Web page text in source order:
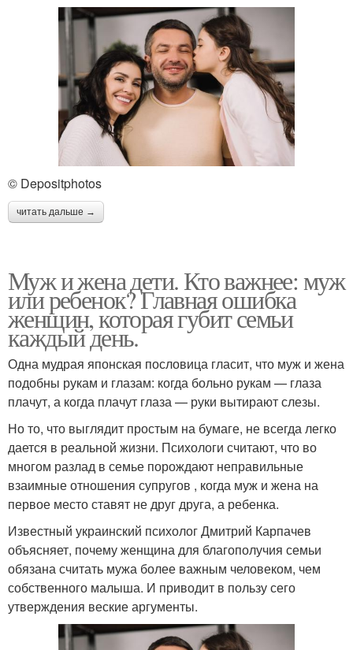
© Depositphotos
читать дальше →
Муж и жена дети. Кто важнее: муж
или ребенок? Главная ошибка
женщин, которая губит семьи
каждый день.
Одна мудрая японская пословица гласит, что муж и жена
подобны рукам и глазам: когда больно рукам — глаза
плачут, а когда плачут глаза — руки вытирают слезы.
Но то, что выглядит простым на бумаге, не всегда легко
дается в реальной жизни. Психологи считают, что во
многом разлад в семье порождают неправильные
взаимные отношения супругов , когда муж и жена на
первое место ставят не друг друга, а ребенка.
Известный украинский психолог Дмитрий Карпачев
объясняет, почему женщина для благополучия семьи
обязана считать мужа более важным человеком, чем
собственного малыша. И приводит в пользу сего
утверждения веские аргументы.